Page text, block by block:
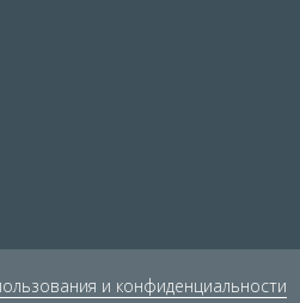
и конфиденциальности